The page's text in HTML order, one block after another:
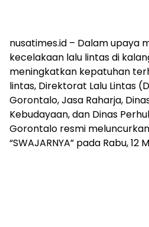
nusatimes.id – Dalam upaya
kecelakaan lalu lintas di
meningkatkan kepatuhan
lintas, Direktorat Lalu Lintas
Gorontalo, Jasa Raharja,
Kebudayaan, dan Dinas
Gorontalo resmi
“SWAJARNYA” pada Rabu, 12